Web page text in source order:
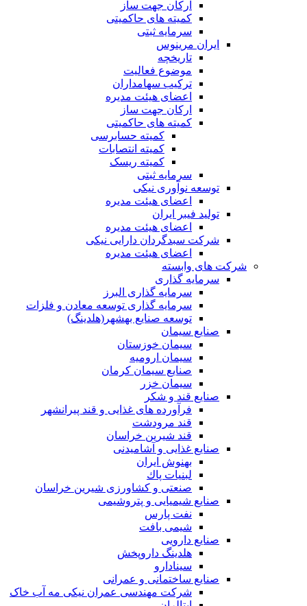
ارکان جهت ساز
کمیته های حاکمیتی
سرمایه ثبتی
ایران مرینوس
تاریخچه
موضوع فعالیت
ترکیب سهامداران
اعضای هیئت مدیره
ارکان جهت ساز
کمیته های حاکمیتی
کمیته حسابرسی
کمیته انتصابات
کمیته ریسک
سرمایه ثبتی
توسعه نوآوری نیکی
اعضای هیئت مدیره
تولید فیبر ایران
اعضای هیئت مدیره
شرکت سبدگردان دارایی نیکی
اعضای هیئت مدیره
شرکت های وابسته
سرمایه گذاری
سرمایه گذاری البرز
سرمایه گذاری توسعه معادن و فلزات
توسعه‌ صنایع‌ بهشهر(هلدینگ)
صنایع سیمان
سیمان خوزستان
سیمان ارومیه
صنایع سیمان کرمان
سیمان خزر
صنایع قند و شکر
فرآورده های غذایی و قند پیرانشهر
قند مرودشت
قند شیرین خراسان
صنایع غذايی و آشاميدنی
بهنوش ایران
لبنيات پاك
صنعتی و کشاورزی شیرین خراسان
صنایع شیمیایی و پتروشیمی
نفت پارس
شیمی بافت
صنایع دارویی
هلدینگ داروپخش
سینادارو
صنایع ساختمانی و عمرانی
شرکت مهندسی عمران نیکی مه آب خاک